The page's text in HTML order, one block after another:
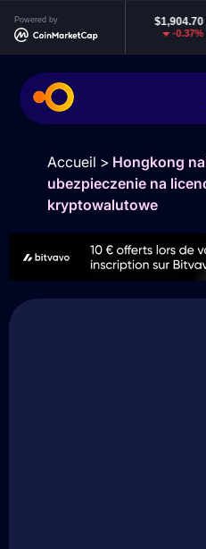
Powered by
Ethereum
ETH
Accueil > Hongkong
ubezpieczenie na
kryptowalutowe